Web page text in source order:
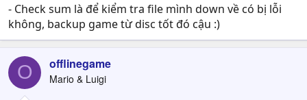
- Check sum là để kiểm tra file mình down về có bị lỗi
không, backup game từ disc tốt đó cậu :)
O offlinegame
Mario & Luigi